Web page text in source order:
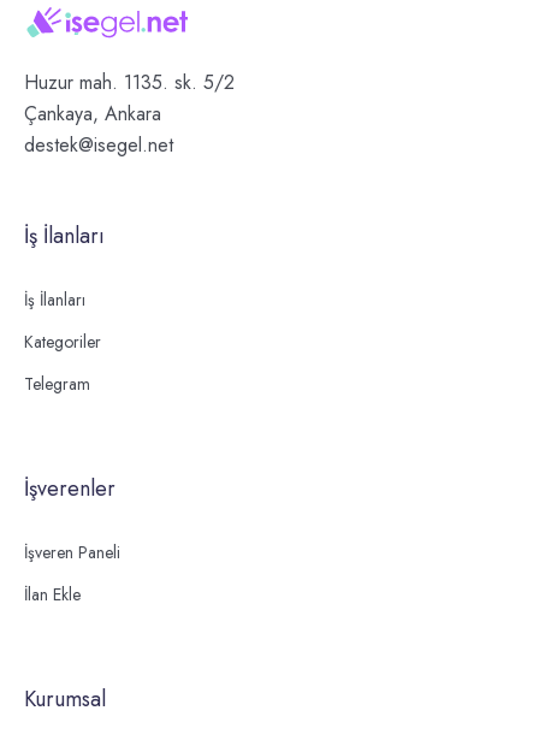
Huzur mah. 1135. sk. 5/2
Çankaya, Ankara
destek@isegel.net
İş İlanları
İş İlanları
Kategoriler
Telegram
İşverenler
İşveren Paneli
İlan Ekle
Kurumsal